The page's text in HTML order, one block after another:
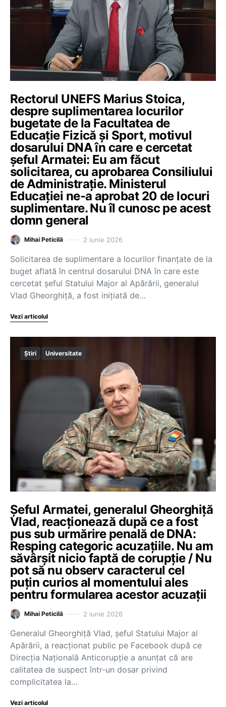
Rectorul UNEFS Marius Stoica,
despre suplimentarea locurilor
bugetate de la Facultatea de
Educație Fizică și Sport, motivul
dosarului DNA în care e cercetat
șeful Armatei: Eu am făcut
solicitarea, cu aprobarea Consiliului
de Administrație. Ministerul
Educației ne-a aprobat 20 de locuri
suplimentare. Nu îl cunosc pe acest
domn general
Mihai Peticilă 2 iunie 2026
Solicitarea de suplimentare a locurilor finanțate de la
buget aflată în centrul dosarului DNA în care este
cercetat șeful Statului Major al Apărării, generalul
Vlad Gheorghiță, a fost inițiată de…
Vezi articolul
Știri Universitate
Șeful Armatei, generalul Gheorghiță
Vlad, reacționează după ce a fost
pus sub urmărire penală de DNA:
Resping categoric acuzațiile. Nu am
săvârșit nicio faptă de corupție / Nu
pot să nu observ caracterul cel
puțin curios al momentului ales
pentru formularea acestor acuzații
Mihai Peticilă 2 iunie 2026
Generalul Gheorghiță Vlad, șeful Statului Major al
Apărării, a reacționat public pe Facebook după ce
Direcția Națională Anticorupție a anunțat că are
calitatea de suspect într-un dosar privind
complicitatea la…
Vezi articolul